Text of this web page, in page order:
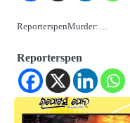
ReporterspenMurder:…
Reporterspen